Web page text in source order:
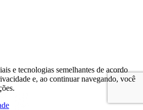
e tecnologias semelhantes de acordo
e, ao continuar navegando, você